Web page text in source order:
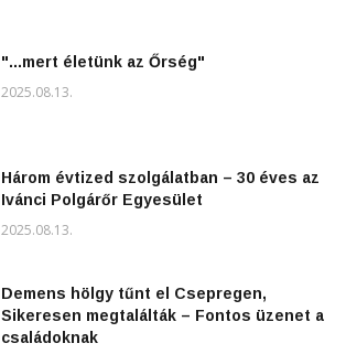
"...mert életünk az Őrség"
2025.08.13.
Három évtized szolgálatban – 30 éves az
Ivánci Polgárőr Egyesület
2025.08.13.
Demens hölgy tűnt el Csepregen,
Sikeresen megtalálták – Fontos üzenet a
családoknak